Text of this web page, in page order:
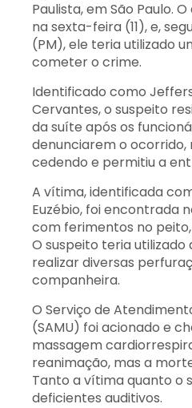
Paulista, em São Paulo.
na sexta-feira (11), e,
(PM), ele teria utilizado
cometer o crime.
Identificado como
Cervantes, o suspeito
da suíte após os
denunciarem o ocorrido,
cedendo e permitiu a
A vítima, identificada
Euzébio, foi encontrada
com ferimentos no
O suspeito teria
realizar diversas
companheira.
O Serviço de
(SAMU) foi acionado e
massagem
reanimação, mas a
Tanto a vítima quanto o
deficientes auditivos.